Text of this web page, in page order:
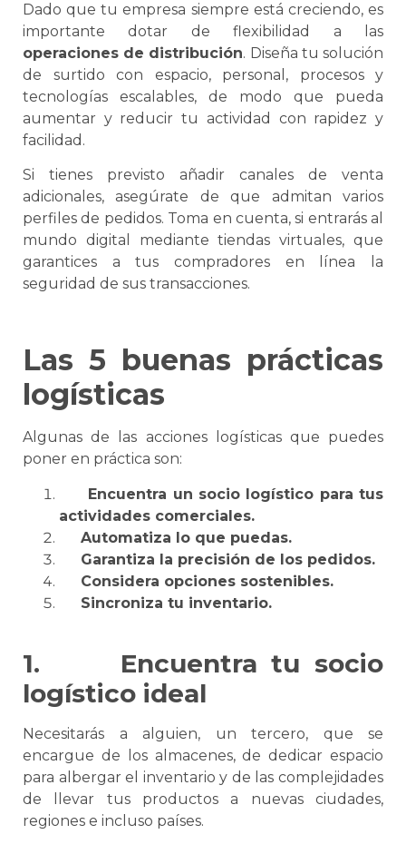
Dado que tu empresa siempre está creciendo, es
importante dotar de flexibilidad a las
operaciones de distribución. Diseña tu solución
de surtido con espacio, personal, procesos y
tecnologías escalables, de modo que pueda
aumentar y reducir tu actividad con rapidez y
facilidad.
Si tienes previsto añadir canales de venta
adicionales, asegúrate de que admitan varios
perfiles de pedidos. Toma en cuenta, si entrarás al
mundo digital mediante tiendas virtuales, que
garantices a tus compradores en línea la
seguridad de sus transacciones.
Las 5 buenas prácticas
logísticas
Algunas de las acciones logísticas que puedes
poner en práctica son:
Encuentra un socio logístico para tus
actividades comerciales.
Automatiza lo que puedas.
Garantiza la precisión de los pedidos.
Considera opciones sostenibles.
Sincroniza tu inventario.
1.
Encuentra tu socio
logístico ideal
Necesitarás a alguien, un tercero, que se
encargue de los almacenes, de dedicar espacio
para albergar el inventario y de las complejidades
de llevar tus productos a nuevas ciudades,
regiones e incluso países.